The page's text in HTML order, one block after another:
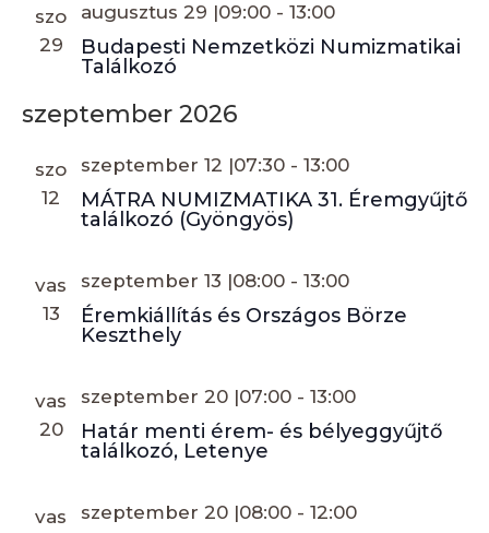
szo
29
Budapesti Nemzetközi Numizmatikai
Találkozó
augusztus 29 |09:00- 13:00
szeptember 2026
szo
12
MÁTRA NUMIZMATIKA 31. Éremgyűjtő
találkozó (Gyöngyös)
szeptember 12 |07:30- 13:00
vas
13
Éremkiállítás és Országos Börze
Keszthely
szeptember 13 |08:00- 13:00
vas
20
Határ menti érem- és bélyeggyűjtő
találkozó, Letenye
szeptember 20 |07:00- 13:00
vas
szeptember 20 |08:00- 12:00